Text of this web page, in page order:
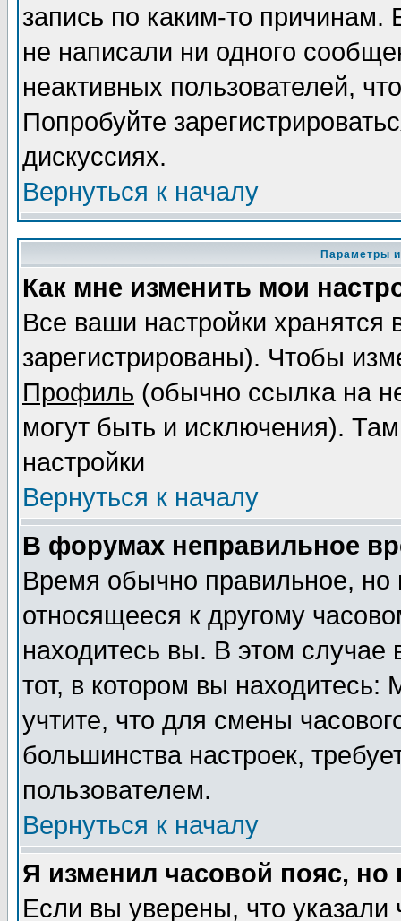
запись по каким-то
не написали ни одного
неактивных пользователей,
Попробуйте
дискуссиях.
Вернуться к началу
Параметры
Как мне изменить мои
Все ваши настройки
зарегистрированы). Чтобы
Профиль (обычно ссылка на
могут быть и исключения).
настройки
Вернуться к началу
В форумах неправильное
Время обычно правильное,
относящееся к другому
находитесь вы. В этом
тот, в котором вы
учтите, что для смены
большинства настроек,
пользователем.
Вернуться к началу
Я изменил часовой пояс,
Если вы уверены, что указали